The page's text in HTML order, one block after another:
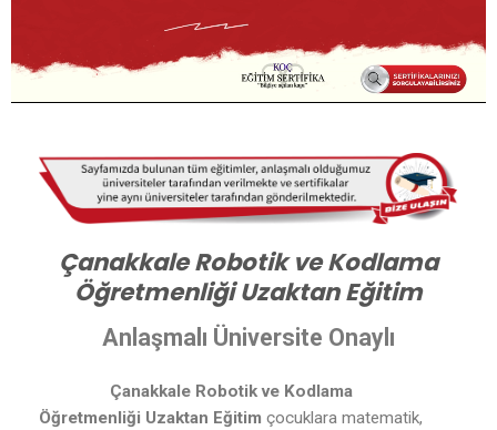
Çanakkale Robotik ve Kodlama
Öğretmenliği Uzaktan Eğitim
Anlaşmalı Üniversite Onaylı
Çanakkale Robotik ve Kodlama
Öğretmenliği Uzaktan Eğitim çocuklara matematik,